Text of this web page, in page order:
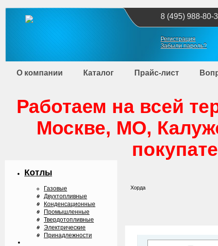
8 (495) 988-80-
Регистрация
Забыли пароль?
О компании Каталог Прайс-лист
Работаем на всей
Москве, МО,
Котлы
Газовые
Двухтопливные
Конденcационные
Промышленные
Твердотопливные
Электрические
Принадлежности
Хорда